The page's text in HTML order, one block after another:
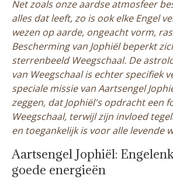
Net zoals onze aardse atmosfeer
alles dat leeft, zo is ook elke Engel
wezen op aarde, ongeacht vorm,
Bescherming van Jophiël beperkt
sterrenbeeld Weegschaal. De
van Weegschaal is echter specifiek
speciale missie van Aartsengel
zeggen, dat Jophiël's opdracht een
Weegschaal, terwijl zijn invloed
en toegankelijk is voor alle levende
Aartsengel Jophiël:
goede energieën